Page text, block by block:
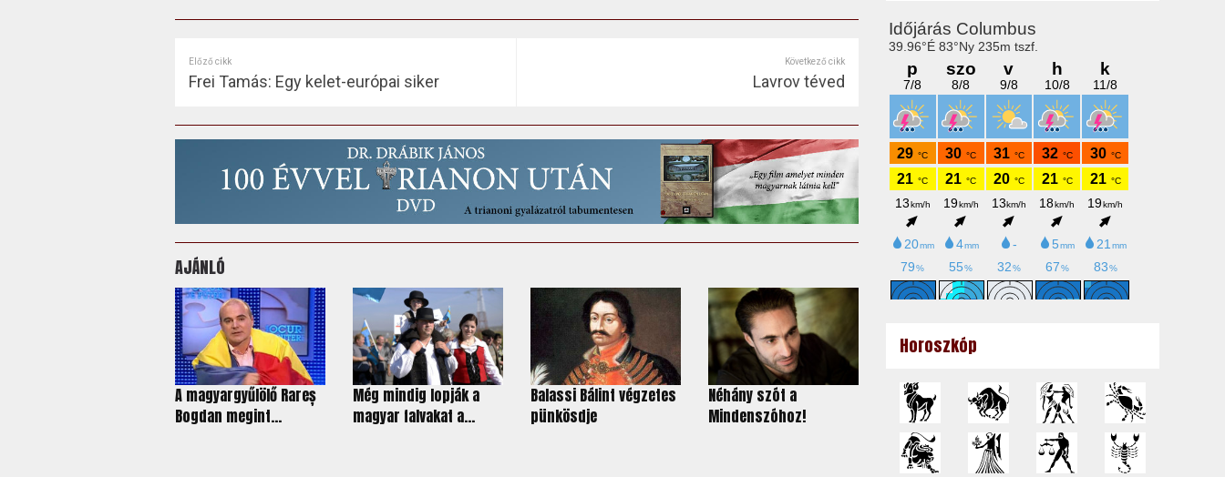
Előző cikk
Frei Tamás: Egy kelet-európai siker
Következő cikk
Lavrov téved
AJÁNLÓ
A magyargyűlölő Rareș
Bogdan megint...
Még mindig lopják a
magyar falvakat a...
Balassi Bálint végzetes
pünkösdje
Néhány szót a
Mindenszóhoz!
Horoszkóp